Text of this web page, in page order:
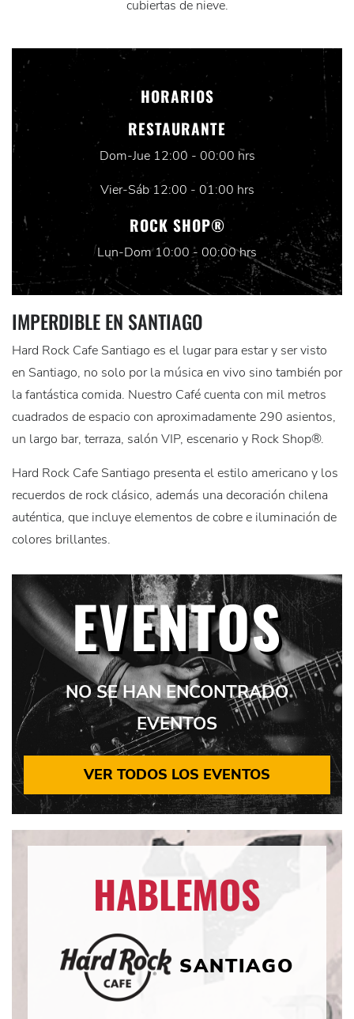
cubiertas de nieve.
HORARIOS
RESTAURANTE
Dom-Jue 12:00 - 00:00 hrs
Vier-Sáb 12:00 - 01:00 hrs
ROCK SHOP®
Lun-Dom 10:00 - 00:00 hrs
IMPERDIBLE EN SANTIAGO
Hard Rock Cafe Santiago es el lugar para estar y ser visto
en Santiago, no solo por la música en vivo sino también por
la fantástica comida. Nuestro Café cuenta con mil metros
cuadrados de espacio con aproximadamente 290 asientos,
un largo bar, terraza, salón VIP, escenario y Rock Shop®.
Hard Rock Cafe Santiago presenta el estilo americano y los
recuerdos de rock clásico, además una decoración chilena
auténtica, que incluye elementos de cobre e iluminación de
colores brillantes.
EVENTOS
NO SE HAN ENCONTRADO
EVENTOS
VER TODOS LOS EVENTOS
HABLEMOS
SANTIAGO